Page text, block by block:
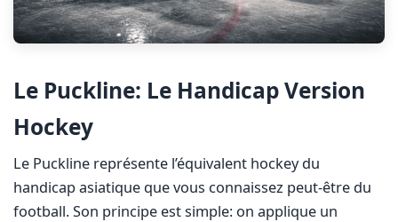
Le Puckline: Le Handicap Version
Hockey
Le Puckline représente l’équivalent hockey du
handicap asiatique que vous connaissez peut-être du
football. Son principe est simple: on applique un